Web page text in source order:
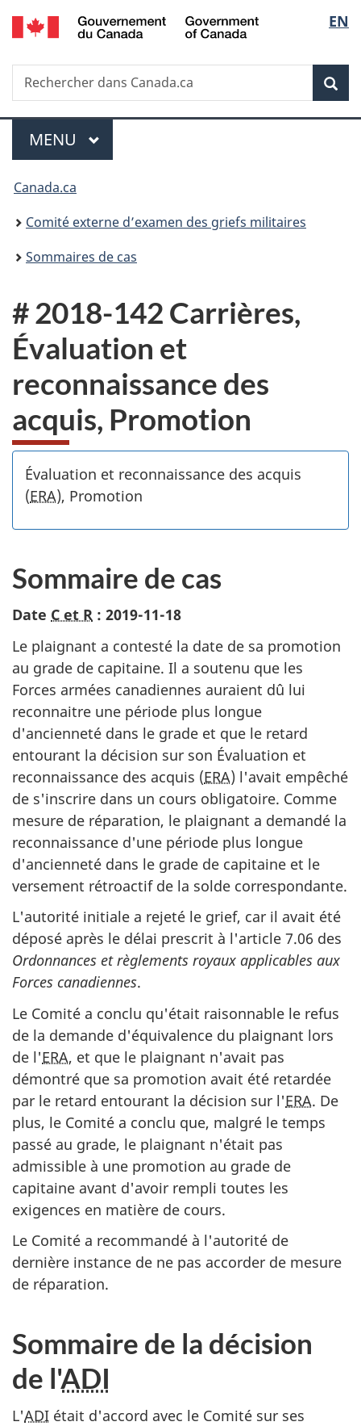
Passer
au
principal
Passer
à
Au
du
Passer
à
version
simplifiée
de
la
EN
Recherche
Rechercher
dans
Menu
MENU PRINCIPAL
Vous
êtes
ici :
Canada.ca
Comité externe d’examen des griefs militaires
Sommaires de cas
# 2018-142 Carrières,
Évaluation et
reconnaissance des
acquis, Promotion
Évaluation et reconnaissance des acquis
(ERA), Promotion
Sommaire de cas
Date C et R : 2019-11-18
Le plaignant a contesté la date de sa promotion
au grade de capitaine. Il a soutenu que les
Forces armées canadiennes auraient dû lui
reconnaitre une période plus longue
d'ancienneté dans le grade et que le retard
entourant la décision sur son Évaluation et
reconnaissance des acquis (ERA) l'avait empêché
de s'inscrire dans un cours obligatoire. Comme
mesure de réparation, le plaignant a demandé la
reconnaissance d'une période plus longue
d'ancienneté dans le grade de capitaine et le
versement rétroactif de la solde correspondante.
L'autorité initiale a rejeté le grief, car il avait été
déposé après le délai prescrit à l'article 7.06 des
Ordonnances et règlements royaux applicables aux
Forces canadiennes.
Le Comité a conclu qu'était raisonnable le refus
de la demande d'équivalence du plaignant lors
de l'ERA, et que le plaignant n'avait pas
démontré que sa promotion avait été retardée
par le retard entourant la décision sur l'ERA. De
plus, le Comité a conclu que, malgré le temps
passé au grade, le plaignant n'était pas
admissible à une promotion au grade de
capitaine avant d'avoir rempli toutes les
exigences en matière de cours.
Le Comité a recommandé à l'autorité de
dernière instance de ne pas accorder de mesure
de réparation.
Sommaire de la décision
de l'ADI
L'ADI était d'accord avec le Comité sur ses